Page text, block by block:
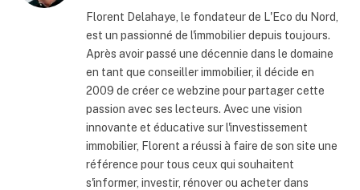
Florent Delahaye, le fondateur de L'Eco du Nord,
est un passionné de l'immobilier depuis toujours.
Après avoir passé une décennie dans le domaine
en tant que conseiller immobilier, il décide en
2009 de créer ce webzine pour partager cette
passion avec ses lecteurs. Avec une vision
innovante et éducative sur l'investissement
immobilier, Florent a réussi à faire de son site une
référence pour tous ceux qui souhaitent
s'informer, investir, rénover ou acheter dans